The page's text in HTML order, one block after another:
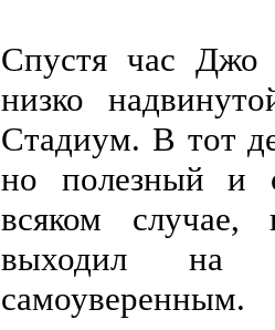
Спустя час
низко
Стадиум. В тот
но полезный и
всяком случае,
выходил на
самоуверенным.